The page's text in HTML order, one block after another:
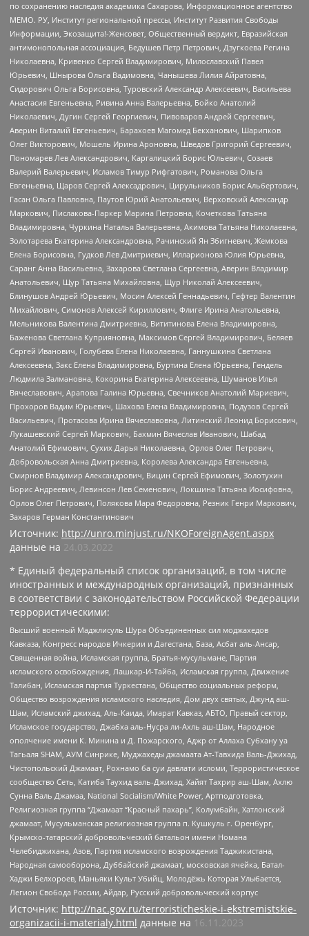
по сохранению наследия академика Сахарова, Информационное агентство
МЕМО. РУ, Институт региональной прессы, Институт Развития Свободы
Информации, Экозащита!-Женсовет, Общественный вердикт, Евразийская
антимонопольная ассоциация, Бедушев Петр Петрович, Дзугкоева Регина
Николаевна, Кривенко Сергей Владимирович, Милославский Павел
Юрьевич, Шнырова Ольга Вадимовна, Чанышева Лилия Айратовна,
Сидорович Ольга Борисовна, Туровский Александр Алексеевич, Васильева
Анастасия Евгеньевна, Ривина Анна Валерьевна, Бойко Анатолий
Николаевич, Дугин Сергей Георгиевич, Пивоваров Андрей Сергеевич,
Аверин Виталий Евгеньевич, Барахоев Магомед Бекханович, Шарипков
Олег Викторович, Мошель Ирина Ароновна, Шведов Григорий Сергеевич,
Пономарев Лев Александрович, Каргалицкий Борис Юльевич, Созаев
Валерий Валерьевич, Исламов Тимур Рифгатович, Романова Ольга
Евгеньевна, Щаров Сергей Алексадрович, Цирульников Борис Альбертович,
Гасан Ольга Павловна, Паутов Юрий Анатольевич, Верховский Александр
Маркович, Пислакова-Паркер Марина Петровна, Кочеткова Татьяна
Владимировна, Чуркина Наталья Валерьевна, Акимова Татьяна Николаевна,
Золотарева Екатерина Александровна, Рачинский Ян Збигневич, Жемкова
Елена Борисовна, Гудков Лев Дмитриевич, Илларионова Юлия Юрьевна,
Саранг Анна Васильевна, Захарова Светлана Сергеевна, Аверин Владимир
Анатольевич, Щур Татьяна Михайловна, Щур Николай Алексеевич,
Блинушов Андрей Юрьевич, Мосин Алексей Геннадьевич, Гефтер Валентин
Михайлович, Симонов Алексей Кириллович, Флиге Ирина Анатольевна,
Мельникова Валентина Дмитриевна, Вититинова Елена Владимировна,
Баженова Светлана Куприяновна, Максимов Сергей Владимирович, Беляев
Сергей Иванович, Голубева Елена Николаевна, Ганнушкина Светлана
Алексеевна, Закс Елена Владимировна, Буртина Елена Юрьевна, Гендель
Людмила Залмановна, Кокорина Екатерина Алексеевна, Шуманов Илья
Вячеславович, Арапова Галина Юрьевна, Свечников Анатолий Мариевич,
Прохоров Вадим Юрьевич, Шахова Елена Владимировна, Подузов Сергей
Васильевич, Протасова Ирина Вячеславовна, Литинский Леонид Борисович,
Лукашевский Сергей Маркович, Бахмин Вячеслав Иванович, Шабад
Анатолий Ефимович, Сухих Дарья Николаевна, Орлов Олег Петрович,
Добровольская Анна Дмитриевна, Королева Александра Евгеньевна,
Смирнов Владимир Александрович, Вицин Сергей Ефимович, Золотухин
Борис Андреевич, Левинсон Лев Семенович, Локшина Татьяна Иосифовна,
Орлов Олег Петрович, Полякова Мара Федоровна, Резник Генри Маркович,
Захаров Герман Константинович
Источник: http://unro.minjust.ru/NKOForeignAgent.aspx
данные на 24.03.2022
* Единый федеральный список организаций, в том числе
иностранных и международных организаций, признанных
в соответствии с законодательством Российской Федерации
террористическими:
Высший военный Маджлисуль Шура Объединенных сил моджахедов
Кавказа, Конгресс народов Ичкерии и Дагестана, База, Асбат аль-Ансар,
Священная война, Исламская группа, Братья-мусульмане, Партия
исламского освобождения, Лашкар-И-Тайба, Исламская группа, Движение
Талибан, Исламская партия Туркестана, Общество социальных реформ,
Общество возрождения исламского наследия, Дом двух святых, Джунд аш-
Шам, Исламский джихад, Аль-Каида, Имарат Кавказ, АБТО, Правый сектор,
Исламское государство, Джабха аль-Нусра ли-Ахль аш-Шам, Народное
ополчение имени К. Минина и Д. Пожарского, Аджр от Аллаха Субхану уа
Тагьаля SHAM, АУМ Синрике, Муджахеды джамаата Ат-Тавхида Валь-Джихад,
Чистопольский Джамаат, Рохнамо ба суи давлати исломи, Террористическое
сообщество Сеть, Катиба Таухид валь-Джихад, Хайят Тахрир аш-Шам, Ахлю
Сунна Валь Джамаа, National Socialism/White Power, Артподготовка,
Религиозная группа “Джамаат “Красный пахарь”, Колумбайн, Хатлонский
джамаат, Мусульманская религиозная группа п. Кушкуль г. Оренбург,
Крымско-татарский добровольческий батальон имени Номана
Челебиджихана, Азов, Партия исламского возрождения Таджикистана,
Народная самооборона, Дуббайский джамаат, московская ячейка, Батал-
Хаджи Белхороев, Маньяки Культ Убийц, Молодёжь Которая Улыбается,
Легион Свобода России, Айдар, Русский добровольческий корпус
Источник: http://nac.gov.ru/terroristicheskie-i-ekstremistskie-
organizacii-i-materialy.html данные на 16.11.2023